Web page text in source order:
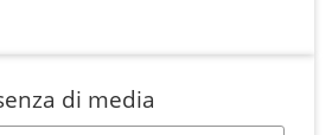
di media